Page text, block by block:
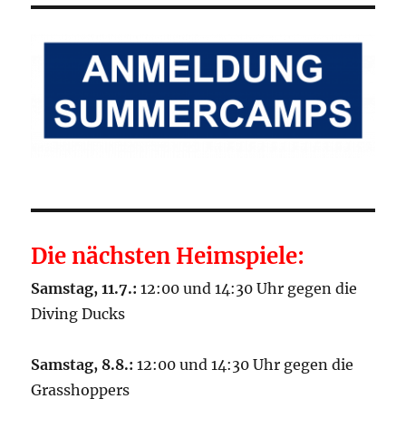
Die nächsten Heimspiele:
Samstag, 11.7.: 12:00 und 14:30 Uhr gegen die
Diving Ducks
Samstag, 8.8.: 12:00 und 14:30 Uhr gegen die
Grasshoppers